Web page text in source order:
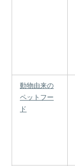
動物由来の
ペットフー
ド